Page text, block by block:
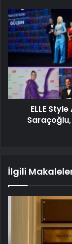
ELLE
İlgili